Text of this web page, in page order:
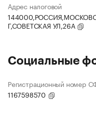
Адрес налоговой
Г,СОВЕТСКАЯ УЛ,26А
Социальные
Регистрационный номер
1167598570